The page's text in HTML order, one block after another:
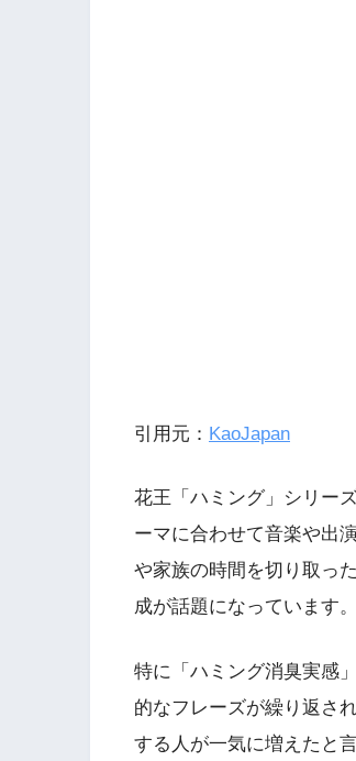
引用元： KaoJapan
花王「ハミング」シリー
ーマに合わせて音楽や出
や家族の時間を切り取っ
成が話題になっています。
特に「ハミング消臭実感
的なフレーズが繰り返さ
する人が一気に増えたと